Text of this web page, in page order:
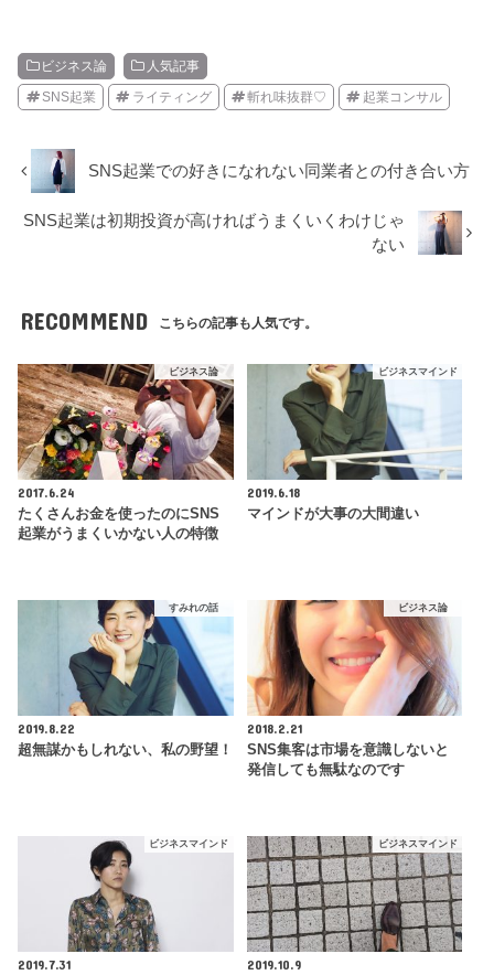
ビジネス論 人気記事
SNS起業 ライティング 斬れ味抜群♡ 起業コンサル
SNS起業での好きになれない同業者との付き合い方
SNS起業は初期投資が高ければうまくいくわけじゃ
ない
RECOMMEND こちらの記事も人気です。
ビジネス論
2017.6.24
たくさんお金を使ったのにSNS
起業がうまくいかない人の特徴
ビジネスマインド
2019.6.18
マインドが大事の大間違い
すみれの話
2019.8.22
超無謀かもしれない、私の野望！
ビジネス論
2018.2.21
SNS集客は市場を意識しないと
発信しても無駄なのです
ビジネスマインド
2019.7.31
ビジネスマインド
2019.10.9